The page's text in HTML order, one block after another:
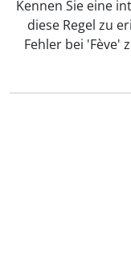
Kennen Sie eine
diese Regel zu
Fehler bei 'Fève'